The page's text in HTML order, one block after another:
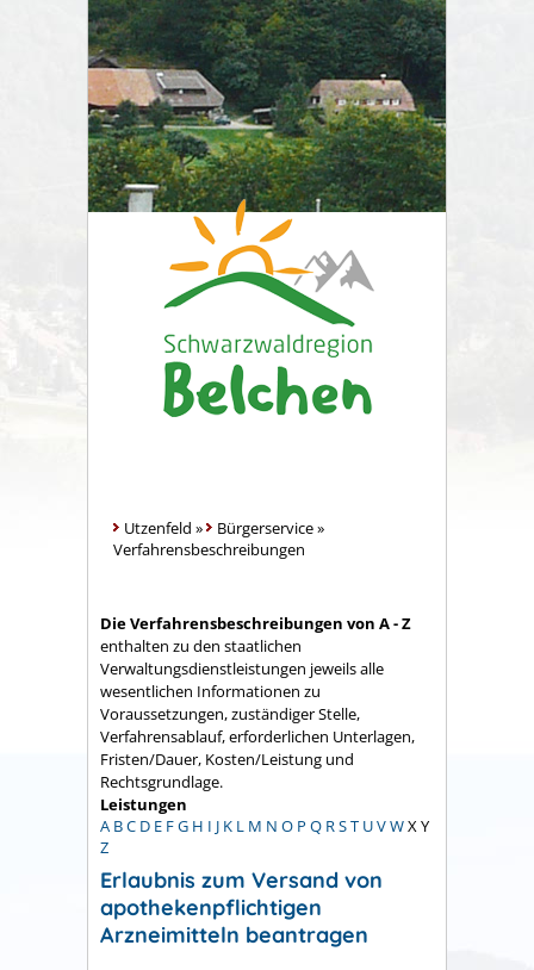
Utzenfeld » Bürgerservice»
Verfahrensbeschreibungen
Die Verfahrensbeschreibungen von A - Z
enthalten zu den staatlichen
Verwaltungsdienstleistungen jeweils alle
wesentlichen Informationen zu
Voraussetzungen, zuständiger Stelle,
Verfahrensablauf, erforderlichen Unterlagen,
Fristen/Dauer, Kosten/Leistung und
Rechtsgrundlage.
Leistungen
A BC D E FG H I J K L M N O P Q RST UVWX Y
Z
Erlaubnis zum Versand von
apothekenpflichtigen
Arzneimitteln beantragen